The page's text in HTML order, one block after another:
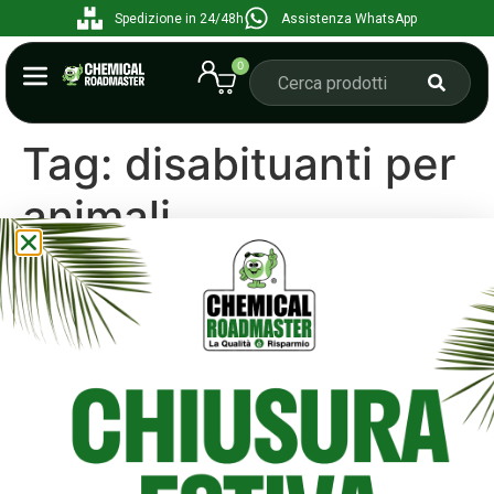
Spedizione in 24/48h Assistenza WhatsApp
0
Tag: disabituanti per
animali
Disabituanti per animali:
cosa sono, a cosa servono e
quali scegliere